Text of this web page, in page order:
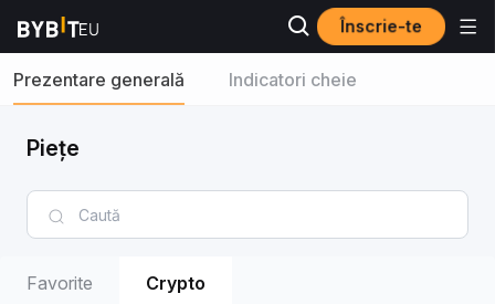
Înscrie-te
Prezentare generală Indicatori cheie
Piețe
Favorite Crypto